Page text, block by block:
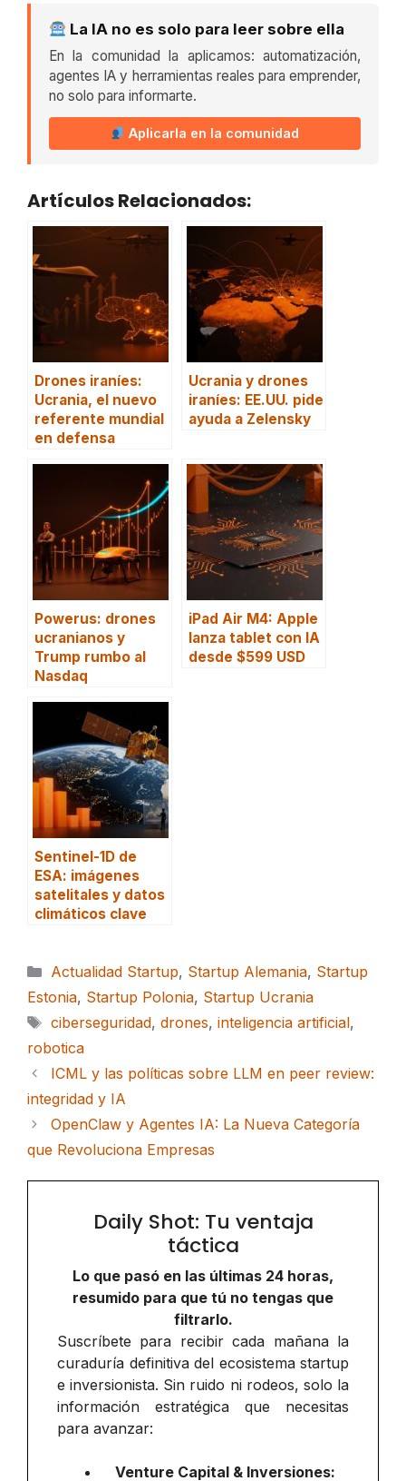
La IA no es solo para leer sobre ella
En la comunidad la aplicamos: automatización,
agentes IA y herramientas reales para emprender,
no solo para informarte.
Aplicarla en la comunidad
Artículos Relacionados:
Drones iraníes:
Ucrania, el nuevo
referente mundial
en defensa
Ucrania y drones
iraníes: EE.UU. pide
ayuda a Zelensky
Powerus: drones
ucranianos y
Trump rumbo al
Nasdaq
iPad Air M4: Apple
lanza tablet con IA
desde $599 USD
Sentinel-1D de
ESA: imágenes
satelitales y datos
climáticos clave
Categorías
Actualidad Startup, Startup Alemania, Startup
Estonia, Startup Polonia, Startup Ucrania
Etiquetas
ciberseguridad, drones, inteligencia artificial,
robotica
ICML y las políticas sobre LLM en peer review:
integridad y IA
OpenClaw y Agentes IA: La Nueva Categoría
que Revoluciona Empresas
Daily Shot: Tu ventaja
táctica
Lo que pasó en las últimas 24 horas,
resumido para que tú no tengas que
filtrarlo.
Suscríbete para recibir cada mañana la
curaduría definitiva del ecosistema startup
e inversionista. Sin ruido ni rodeos, solo la
información estratégica que necesitas
para avanzar:
Venture Capital & Inversiones: